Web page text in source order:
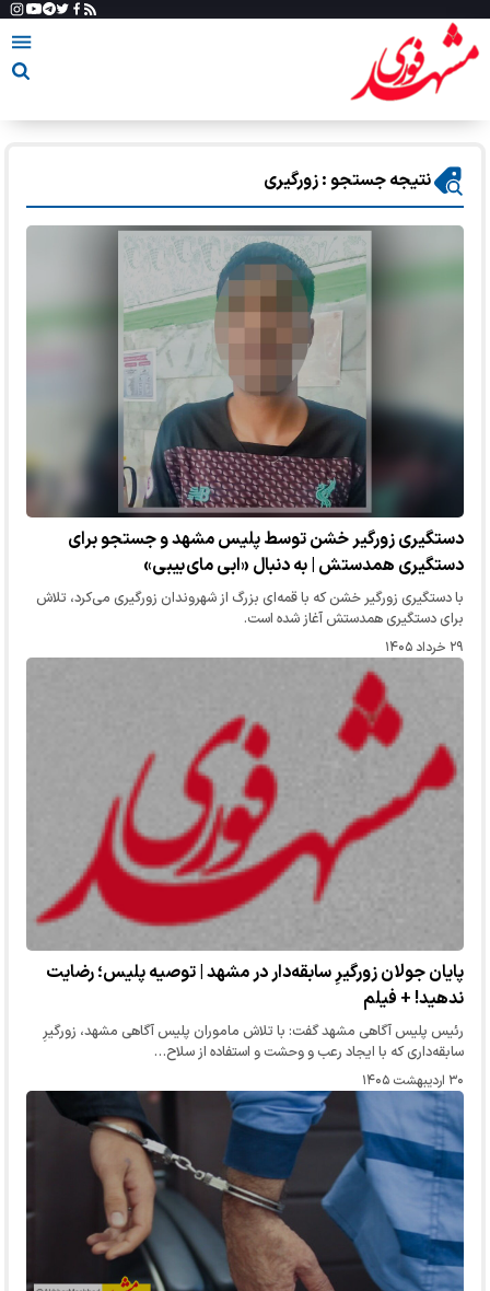
نتیجه جستجو : زورگیری
دستگیری زورگیر خشن توسط پلیس مشهد و جستجو برای
دستگیری همدستش | به دنبال «ابی مای بیبی»
با دستگیری زورگیر خشن که با قمه‌ای بزرگ از شهروندان زورگیری می‌کرد، تلاش
برای دستگیری همدستش آغاز شده است.
۲۹ خرداد ۱۴۰۵
پایان جولان زورگیرِ سابقه‌دار در مشهد | توصیه پلیس؛ رضایت
ندهید! + فیلم
رئیس پلیس آگاهی مشهد گفت: با تلاش ماموران پلیس آگاهی مشهد، زورگیرِ
سابقه‌داری که با ایجاد رعب و وحشت و استفاده از سلاح…
۳۰ اردیبهشت ۱۴۰۵